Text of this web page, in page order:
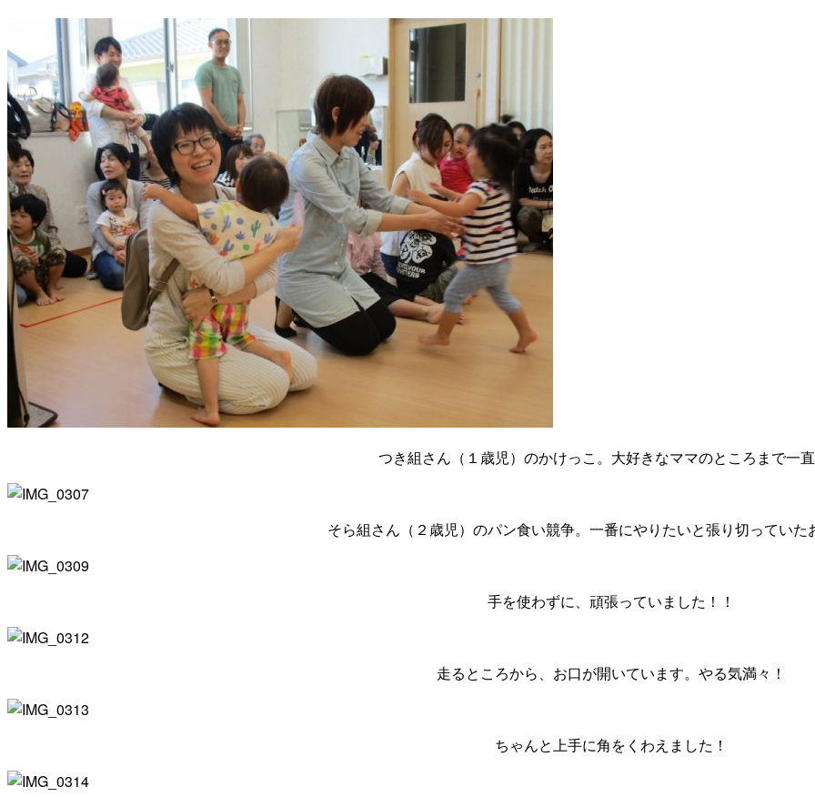
つき組さん（１歳児）のかけっこ。大好きなママのところまで一直
そら組さん（２歳児）のパン食い競争。一番にやりたいと張り切っていた
手を使わずに、頑張っていました！！
走るところから、お口が開いています。やる気満々！
ちゃんと上手に角をくわえました！